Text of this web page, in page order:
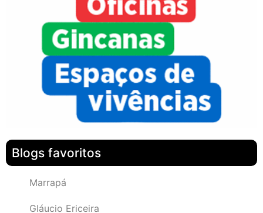
Blogs favoritos
Marrapá
Gláucio Ericeira